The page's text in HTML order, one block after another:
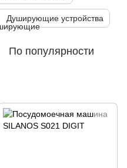
Душирующие устройства
По популярности